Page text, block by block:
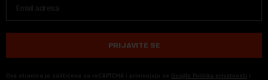
PRIJAVITE SE
Ova stranica je zaštićena sa reCAPTCHA i primenjuju se Google Politika privatnosti i